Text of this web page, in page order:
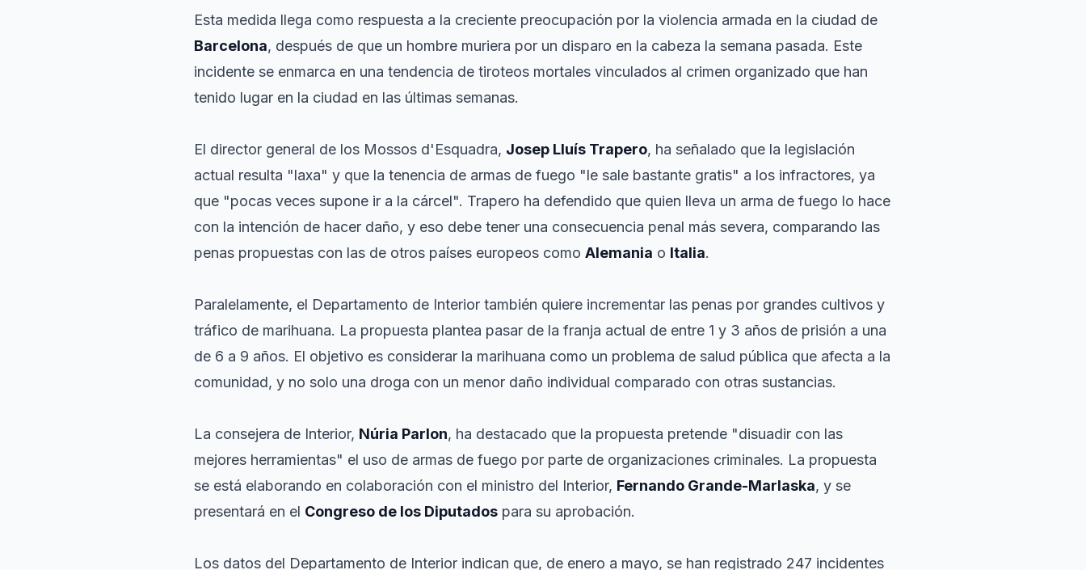
Esta medida llega como respuesta a la creciente preocupación por la violencia armada en la ciudad de
Barcelona, después de que un hombre muriera por un disparo en la cabeza la semana pasada. Este
incidente se enmarca en una tendencia de tiroteos mortales vinculados al crimen organizado que han
tenido lugar en la ciudad en las últimas semanas.
El director general de los Mossos d'Esquadra, Josep Lluís Trapero, ha señalado que la legislación
actual resulta "laxa" y que la tenencia de armas de fuego "le sale bastante gratis" a los infractores, ya
que "pocas veces supone ir a la cárcel". Trapero ha defendido que quien lleva un arma de fuego lo hace
con la intención de hacer daño, y eso debe tener una consecuencia penal más severa, comparando las
penas propuestas con las de otros países europeos como Alemania o Italia.
Paralelamente, el Departamento de Interior también quiere incrementar las penas por grandes cultivos y
tráfico de marihuana. La propuesta plantea pasar de la franja actual de entre 1 y 3 años de prisión a una
de 6 a 9 años. El objetivo es considerar la marihuana como un problema de salud pública que afecta a la
comunidad, y no solo una droga con un menor daño individual comparado con otras sustancias.
La consejera de Interior, Núria Parlon, ha destacado que la propuesta pretende "disuadir con las
mejores herramientas" el uso de armas de fuego por parte de organizaciones criminales. La propuesta
se está elaborando en colaboración con el ministro del Interior, Fernando Grande-Marlaska, y se
presentará en el Congreso de los Diputados para su aprobación.
Los datos del Departamento de Interior indican que, de enero a mayo, se han registrado 247 incidentes